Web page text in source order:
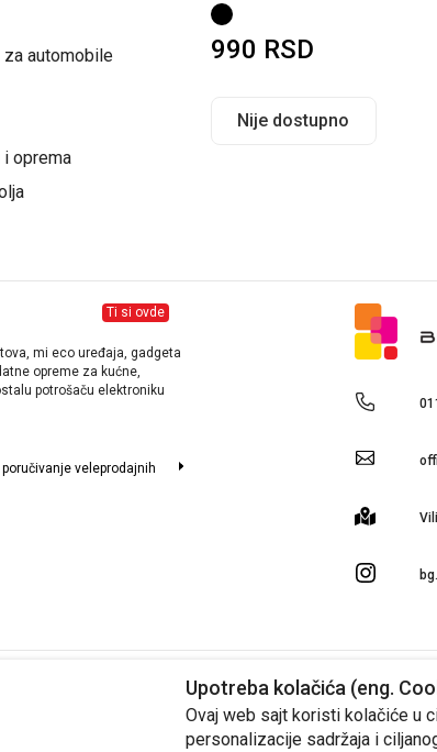
automobile
i oprema
990 RSD
Nije dostupno
Ti si ovde
mi eco uređaja, gadgeta
opreme za kućne,
potrošaču elektroniku
veleprodajnih
karaktera. Prodavac ne odgovara za tačnost cena iskazanih na
Upotreba kolačića (eng.
Ovaj web sajt koristi kolačiće u
personalizacije sadržaja i